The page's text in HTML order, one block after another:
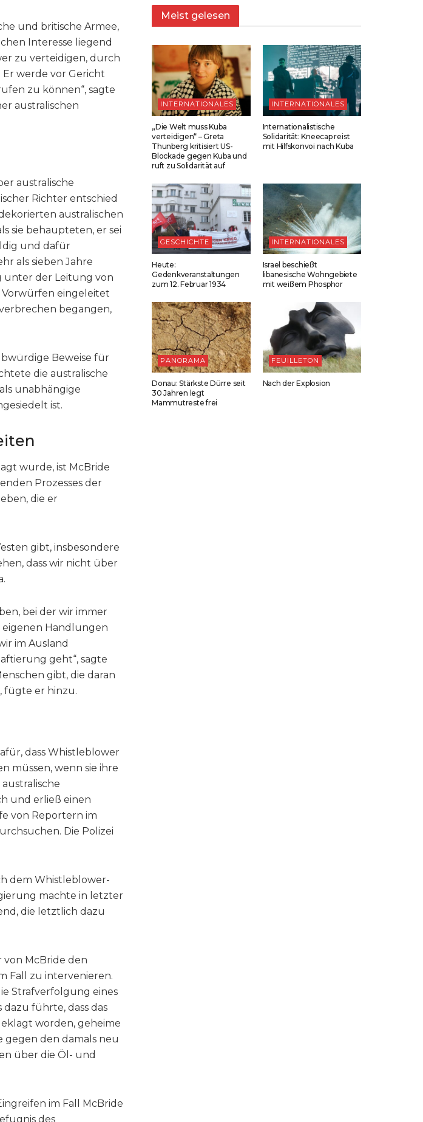
und britische Armee,
Interesse liegend
zu verteidigen, durch
werde vor Gericht
zu können“, sagte
australischen
australische
Richter entschied
australischen
sie behaupteten, er sei
und dafür
als sieben Jahre
unter der Leitung von
Vorwürfen eingeleitet
begangen,
Beweise für
die australische
unabhängige
ist.
wurde, ist McBride
Prozesses der
die er
gibt, insbesondere
dass wir nicht über
bei der wir immer
eigenen Handlungen
im Ausland
geht“, sagte
gibt, die daran
fügte er hinzu.
dass Whistleblower
müssen, wenn sie ihre
und erließ einen
von Reportern im
Die Polizei
dem Whistleblower-
machte in letzter
die letztlich dazu
McBride den
Fall zu intervenieren.
Strafverfolgung eines
dazu führte, dass das
worden, geheime
gegen den damals neu
über die Öl- und
im Fall McBride
des
Meist gelesen
INTERNATIONALES
„Die Welt muss Kuba
verteidigen“ – Greta
Thunberg kritisiert US-
Blockade gegen Kuba und
ruft zu Solidarität auf
INTERNATIONALES
Internationalistische
Solidarität: Kneecap reist
mit Hilfskonvoi nach Kuba
GESCHICHTE
Heute:
Gedenkveranstaltungen
zum 12. Februar 1934
INTERNATIONALES
Israel beschießt
libanesische Wohngebiete
mit weißem Phosphor
PANORAMA
Donau: Stärkste Dürre seit
30 Jahren legt
Mammutreste frei
FEUILLETON
Nach der Explosion